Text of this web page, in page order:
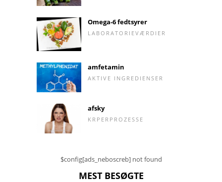
Omega-6 fedtsyrer
LABORATORIEVÆRDIER
amfetamin
AKTIVE INGREDIENSER
afsky
KRPERPROZESSE
$config[ads_neboscreb] not found
MEST BESØGTE